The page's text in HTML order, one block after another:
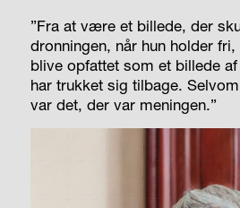
”Fra at være et billede, der
dronningen, når hun holder
blive opfattet som et billede
har trukket sig tilbage.
var det, der var meningen.”